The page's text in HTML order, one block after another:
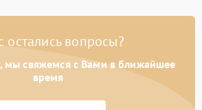
2200 ₽ Подробнее →
остались вопросы?
мы свяжемся с Вами в ближайшее
время